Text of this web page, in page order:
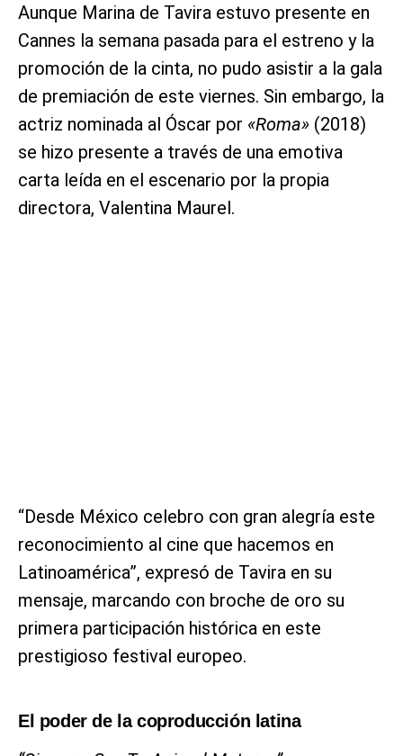
Aunque Marina de Tavira estuvo presente en
Cannes la semana pasada para el estreno y la
promoción de la cinta, no pudo asistir a la gala
de premiación de este viernes. Sin embargo, la
actriz nominada al Óscar por «Roma» (2018)
se hizo presente a través de una emotiva
carta leída en el escenario por la propia
directora, Valentina Maurel.
“Desde México celebro con gran alegría este
reconocimiento al cine que hacemos en
Latinoamérica”, expresó de Tavira en su
mensaje, marcando con broche de oro su
primera participación histórica en este
prestigioso festival europeo.
El poder de la coproducción latina